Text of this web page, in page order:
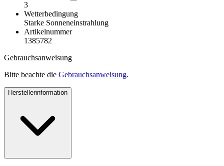
3
Wetterbedingung
Starke Sonneneinstrahlung
Artikelnummer
1385782
Gebrauchsanweisung
Bitte beachte die Gebrauchsanweisung.
Herstellerinformation